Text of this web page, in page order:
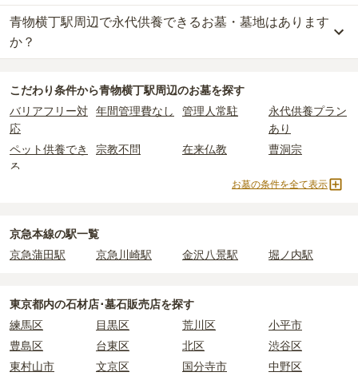
さ・素材によって変わります。
樹木葬・納骨堂・永代供養墓は、基本的に墓石代がかからず、永代
なお、お墓によっては以下の費用が別途かかる場合があります。
・開眼法要の費用：お墓を新しく建てた際に行う儀式のための費
用。僧侶に渡すお布施がかかります。
・納骨式の費用
：お墓に遺骨を納める儀式のための費用。僧侶に渡
すお布施、会食などの費用がかかります。
：お墓の管理費。契約後、毎年発生するケースがあり
正確な費用は、区画や石材の選び方によって大きく変わるため、見
積もりを取るまで確定しません。
現地への見学が難しい場合は、資料請求でも各霊園の詳しい料金案
内を取り寄せることができます。
する「合祀墓（ごうしぼ）」と呼ばれるタイプです。個別のお墓に
比べて省スペースで管理の手間がかからないため、費用が安く設定
されています。
価格の目安は、1名あたり5万円〜30万円程度です。
青物横丁駅周辺 で安価なお墓を探したい場合は、
び替えてお墓を探すのがおすすめです。
一方で、東京都内には、県または市区町村が運営する公営の霊園が
16件あります。
公営霊園は民営の霊園と異なり、契約にあたって応募資格が設けら
主な条件として、遺骨がすでにある、該当の市区町村に一定年数以
上住んでいるなどが挙げられます。
条件を満たさない場合は、申し込み自体ができないことも多いた
め、事前の確認が重要です。
契約条件の詳細は、各霊園のページをご確認いただくか、資料請求
青物横丁駅周辺には、3件の樹木葬があります。
詳しくは、
青物横丁駅周辺で永代供養できるお墓・墓地はあります
か？
詳しくは、青物横丁駅周辺の永代供養の一覧をご覧ください。
こだわり条件から青物横丁駅周辺のお墓を探す
バリアフリー対
応
年間管理費なし 管理人常駐
永代供養プラン
あり
ペット供養でき
る
宗教不問 在来仏教 曹洞宗
法華宗
1人用区画あり
2人用区画あり
お墓の条件を全て表示
京急本線の駅一覧
京急蒲田駅
京急川崎駅 金沢八景駅 堀ノ内駅
東京都内の石材店･墓石販売店を探す
練馬区
目黒区 荒川区
小平市
豊島区
台東区 北区
渋谷区
東村山市
文京区 国分寺市
中野区